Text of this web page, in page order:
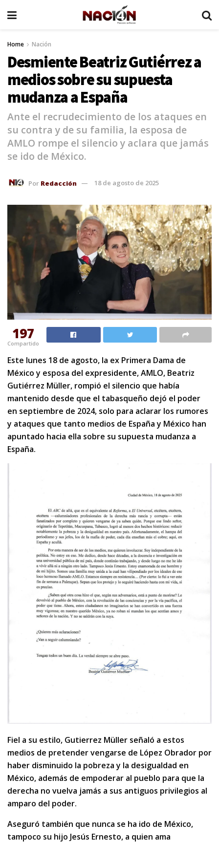
Home Nación
Desmiente Beatriz Gutiérrez a
medios sobre su supuesta
mudanza a España
Ante el recrudecimiento de los ataques en
su contra y de su familia, la esposa de
AMLO rompe el silencio y aclara que jamás
se ido de México.
Por Redacción 18 de agosto de 2025
197
Compartido
Este lunes 18 de agosto, la ex Primera Dama de
México y esposa del expresidente, AMLO, Beatriz
Gutiérrez Müller, rompió el silencio que había
mantenido desde que el tabasqueño dejó el poder
en septiembre de 2024, solo para aclarar los rumores
y ataques que tanto medios de España y México han
apuntado hacia ella sobre su supuesta mudanza a
España.
Fiel a su estilo, Gutierrez Müller señaló a estos
medios de pretender vengarse de López Obrador por
haber disminuido la pobreza y la desigualdad en
México, además de empoderar al pueblo para que la
derecha no vuelva jamás a sus antiguos privilegios al
amparo del poder.
Aseguró también que nunca se ha ido de México,
tampoco su hijo Jesús Ernesto, a quien ama